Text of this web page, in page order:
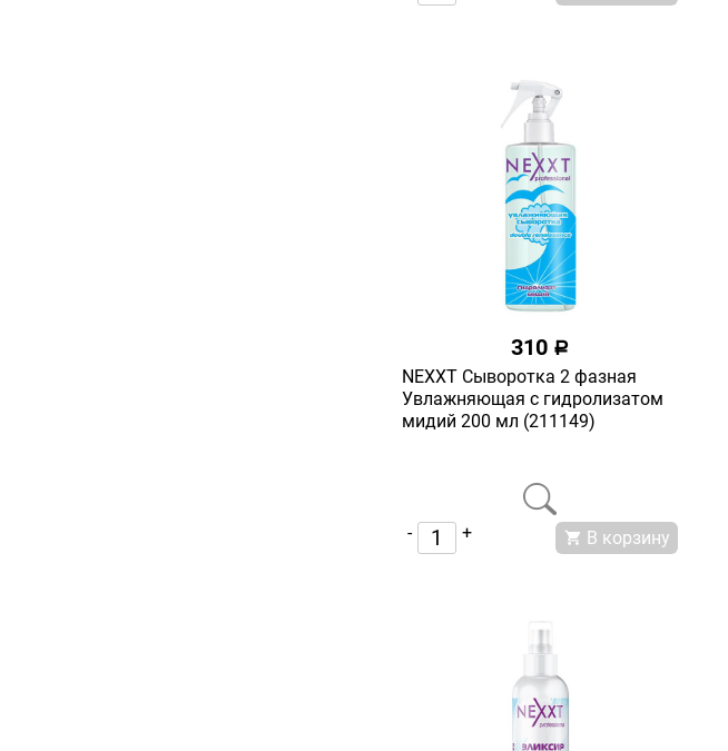
310 a
NEXXT Сыворотка 2 фазная
Увлажняющая с гидролизатом
мидий 200 мл (211149)
- + В корзину